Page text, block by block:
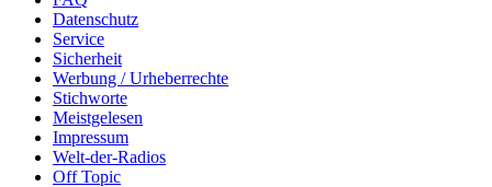
Datenschutz
Service
Sicherheit
Werbung / Urheberrechte
Stichworte
Meistgelesen
Impressum
Welt-der-Radios
Off Topic